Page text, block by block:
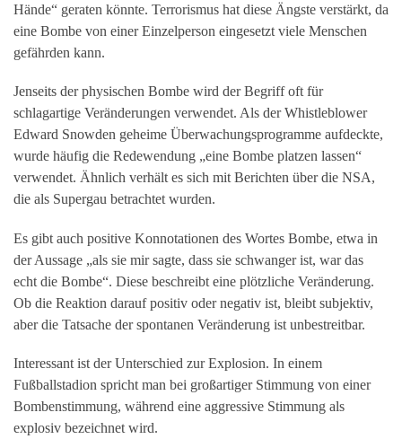
Hände“ geraten könnte. Terrorismus hat diese Ängste verstärkt, da
eine Bombe von einer Einzelperson eingesetzt viele Menschen
gefährden kann.
Jenseits der physischen Bombe wird der Begriff oft für
schlagartige Veränderungen verwendet. Als der Whistleblower
Edward Snowden geheime Überwachungsprogramme aufdeckte,
wurde häufig die Redewendung „eine Bombe platzen lassen“
verwendet. Ähnlich verhält es sich mit Berichten über die NSA,
die als Supergau betrachtet wurden.
Es gibt auch positive Konnotationen des Wortes Bombe, etwa in
der Aussage „als sie mir sagte, dass sie schwanger ist, war das
echt die Bombe“. Diese beschreibt eine plötzliche Veränderung.
Ob die Reaktion darauf positiv oder negativ ist, bleibt subjektiv,
aber die Tatsache der spontanen Veränderung ist unbestreitbar.
Interessant ist der Unterschied zur Explosion. In einem
Fußballstadion spricht man bei großartiger Stimmung von einer
Bombenstimmung, während eine aggressive Stimmung als
explosiv bezeichnet wird.